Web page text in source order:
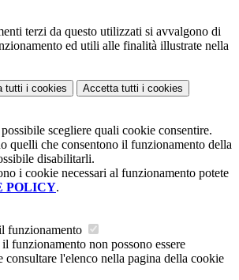
terzi da questo utilizzati si avvalgono di
ed utili alle finalità illustrate nella
tutti i cookies Accetta tutti i cookies
scegliere quali cookie consentire.
quelli che consentono il funzionamento della
disabilitarli.
i cookie necessari al funzionamento potete
POLICY.
funzionamento
funzionamento non possono essere
consultare l'elenco nella pagina della cookie